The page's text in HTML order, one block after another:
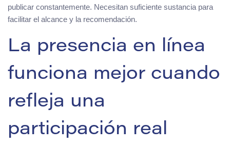
publicar constantemente. Necesitan suficiente sustancia para
facilitar el alcance y la recomendación.
La presencia en línea
funciona mejor cuando
refleja una
participación real